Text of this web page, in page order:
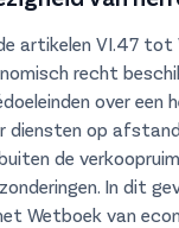
artikelen VI.47 tot
recht
over een
diensten op
de
In dit
Wetboek van